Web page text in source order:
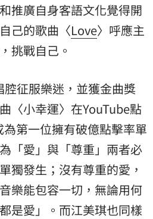
推廣自身客語文化覺得開
己的歌曲〈Love〉呼應主
挑戰自己。
征服樂迷，並獲金曲獎
〈小幸運〉在YouTube點
為第一位擁有破億點擊率單
「愛」與「尊重」兩者必
獨發生；沒有尊重的愛，
樂能包容一切， 無論用何
是愛」。而江美琪也同樣